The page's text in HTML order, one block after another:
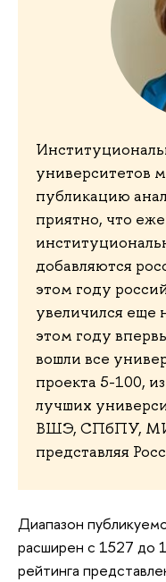
университетов
публикацию
приятно, что
добавляются
этом году
увеличился еще
этом году
вошли все
проекта 5-100,
лучших
ВШЭ, СПбПУ,
представляя
Диапазон
расширен с 1527 до
рейтинга